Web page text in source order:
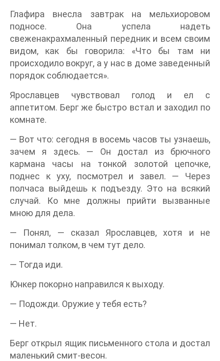
Глафира внесла завтрак на мельхиоровом
подносе. Она успела надеть
свеженакрахмаленный передник и всем своим
видом, как бы говорила: «Что бы там ни
происходило вокруг, а у нас в доме заведенный
порядок соблюдается».
Ярославцев чувствовал голод и ел с
аппетитом. Берг же быстро встал и заходил по
комнате.
— Вот что: сегодня в восемь часов ты узнаешь,
зачем я здесь. — Он достал из брючного
кармана часы на тонкой золотой цепочке,
поднес к уху, посмотрел и завел. — Через
полчаса выйдешь к подъезду. Это на всякий
случай. Ко мне должны прийти вызванные
мною для дела.
— Понял, — сказал Ярославцев, хотя и не
понимал толком, в чем тут дело.
— Тогда иди.
Юнкер покорно направился к выходу.
— Подожди. Оружие у тебя есть?
— Нет.
Берг открыл ящик письменного стола и достал
маленький смит-весон.